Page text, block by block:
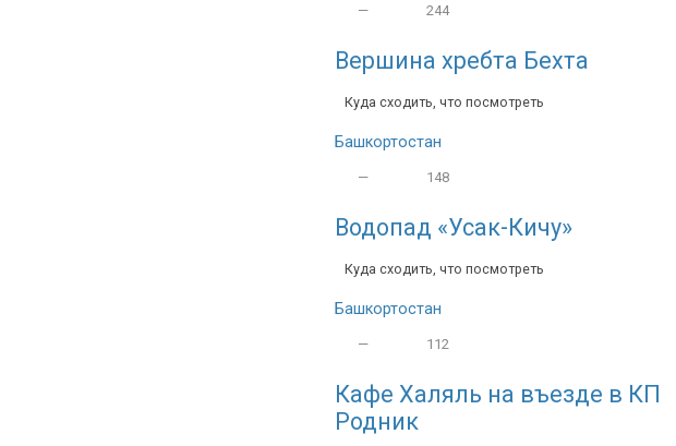
— 244
Вершина хребта Бехта
Куда сходить, что посмотреть
Башкортостан
— 148
Водопад «Усак-Кичу»
Куда сходить, что посмотреть
Башкортостан
— 112
Кафе Халяль на въезде в КП
Родник